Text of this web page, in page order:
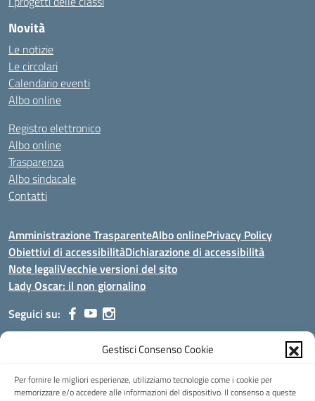
Gestisci Consenso Cookie
Per fornire le migliori esperienze, utilizziamo tecnologie come i cookie per
memorizzare e/o accedere alle informazioni del dispositivo. Il consenso a queste
Novità
Le notizie
Le circolari
Calendario eventi
Albo online
Registro elettronico
Albo online
Trasparenza
Albo sindacale
Contatti
Amministrazione TrasparenteAlbo onlinePrivacy Policy
Obiettivi di accessibilitàDichiarazione di accessibilità
Note legaliVecchie versioni del sito
Lady Oscar: il non giornalino
Seguici su:
Viale Aldo Moro, 51 - 24021 Albino (Bg)
Posta elettronica certificata (PEC):bgis00900b@pec.istruzione.it